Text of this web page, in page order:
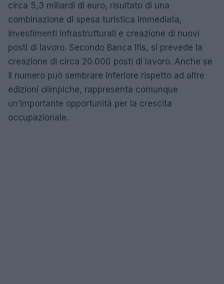
circa 5,3 miliardi di euro, risultato di una
combinazione di spesa turistica immediata,
investimenti infrastrutturali e creazione di nuovi
posti di lavoro. Secondo Banca Ifis, si prevede la
creazione di circa 20.000 posti di lavoro. Anche se
il numero può sembrare inferiore rispetto ad altre
edizioni olimpiche, rappresenta comunque
un’importante opportunità per la crescita
occupazionale.